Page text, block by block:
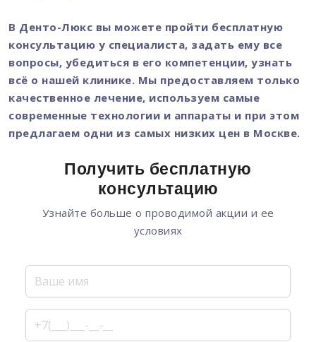
В Денто-Люкс вы можете пройти бесплатную
консультацию у специалиста, задать ему все
вопросы, убедиться в его компетенции, узнать
всё о нашей клинике. Мы предоставляем только
качественное лечение, используем самые
современные технологии и аппараты и при этом
предлагаем одни из самых низких цен в Москве.
Получить бесплатную
консультацию
Узнайте больше о проводимой акции и ее
условиях